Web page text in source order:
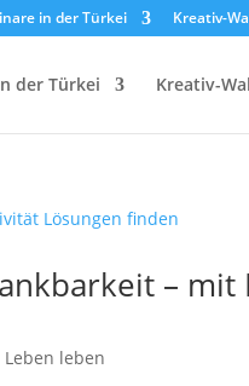
in der Türkei Kreativ-
der Türkei Kreativ-
– mit
Leben leben